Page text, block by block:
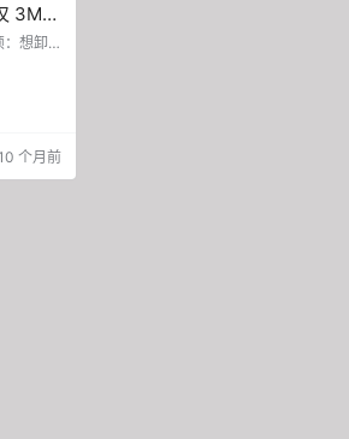
3M
，清
：想卸
一堆
广
己要清
要推荐的
个月前